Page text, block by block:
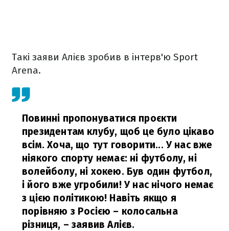
Такі заяви Алієв зробив в інтерв'ю Sport
Arena.
Повинні пропонуватися проєкти
президентам клубу, щоб це було цікаво
всім. Хоча, що тут говорити... У нас вже
ніякого спорту немає: ні футболу, ні
волейболу, ні хокею. Був один футбол,
і його вже угробили! У нас нічого немає
з цією політикою! Навіть якщо я
порівняю з Росією – колосальна
різниця, – заявив Алієв.